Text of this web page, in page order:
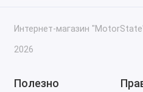
Интернет-магазин
2026
Полезно